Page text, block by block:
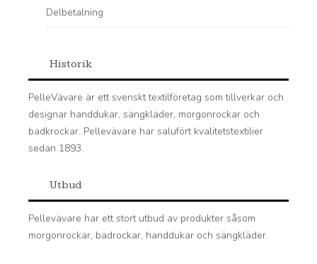
Delbetalning
Historik
PelleVävare är ett svenskt textilföretag som tillverkar och
designar handdukar, sängkläder, morgonrockar och
badkrockar. Pellevävare har salufört kvalitetstextilier
sedan 1893.
Utbud
Pellevävare har ett stort utbud av produkter såsom
morgonrockar, badrockar, handdukar och sängkläder.